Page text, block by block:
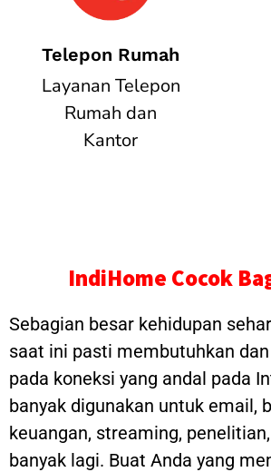
Telepon Rumah
Layanan Telepon
Rumah dan
Kantor
IndiHome Cocok
Sebagian besar kehidupan
saat ini pasti membutuhkan
pada koneksi yang andal pada
banyak digunakan untuk email,
keuangan, streaming,
banyak lagi. Buat Anda yang